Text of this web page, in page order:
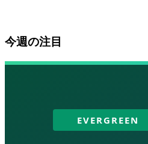
今週の注目